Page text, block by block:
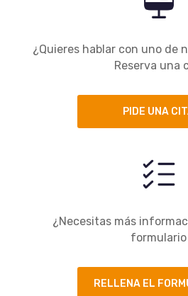
¿Quieres hablar con uno de
Reserva una
PIDE UNA
¿Necesitas más
formulario
RELLENA EL